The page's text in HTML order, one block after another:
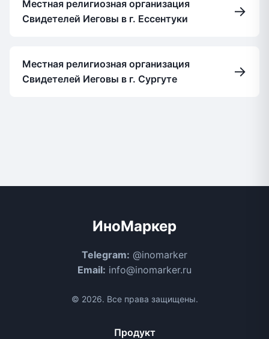
Местная религиозная организация
Свидетелей Иеговы в г. Ессентуки
→
Местная религиозная организация
Свидетелей Иеговы в г. Сургуте
→
ИноМаркер
Telegram: @inomarker
Email: info@inomarker.ru
© 2026. Все права защищены.
Продукт